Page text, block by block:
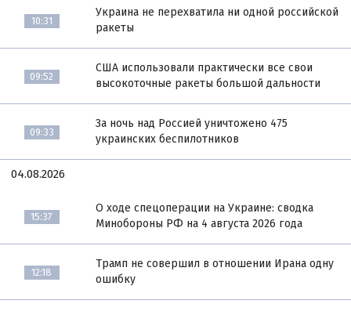
10:31
Украина не перехватила ни одной российской
ракеты
09:52
США использовали практически все свои
высокоточные ракеты большой дальности
09:33
За ночь над Россией уничтожено 475
украинских беспилотников
04.08.2026
15:37
О ходе спецоперации на Украине: сводка
Минобороны РФ на 4 августа 2026 года
12:18
Трамп не совершил в отношении Ирана одну
ошибку